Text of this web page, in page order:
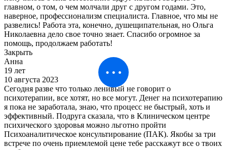
главном, о том, о чем молчали друг с другом годами. Это,
наверное, профессионализм специалиста. Главное, что мы не
развелись! Работа эта, конечно, душещипательная, но Ольга
Николаевна дело свое точно знает. Спасибо огромное за
помощь, продолжаем работать!
Закрыть
Анна
19 лет
10 августа 2023
Сегодня разве что только ленивый не говорит о
психотерапии, все хотят, но все могут. Денег на психотерапию
я пока не заработала, знаю, что процесс не быстрый, хоть и
эффективный. Подруга сказала, что в Клиническом центре
психического здоровья можно льготно пройти
Психоаналитическое консультирование (ПАК). Якобы за три
встрече по очень приемлемой цене тебе расскажут все о твоих